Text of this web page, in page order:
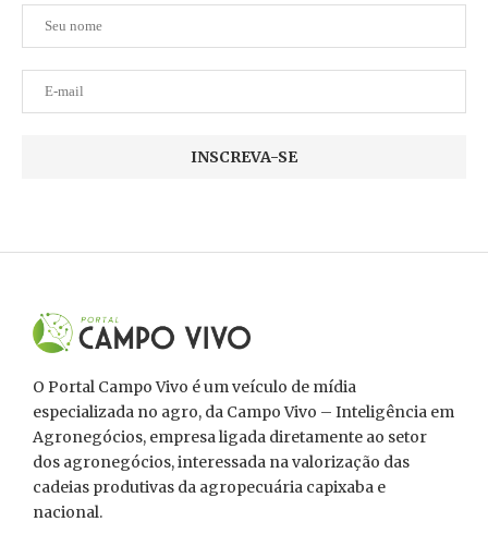
O Portal Campo Vivo é um veículo de mídia
especializada no agro, da Campo Vivo – Inteligência em
Agronegócios, empresa ligada diretamente ao setor
dos agronegócios, interessada na valorização das
cadeias produtivas da agropecuária capixaba e
nacional.